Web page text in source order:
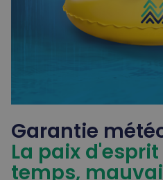
Garantie
La paix
temps,